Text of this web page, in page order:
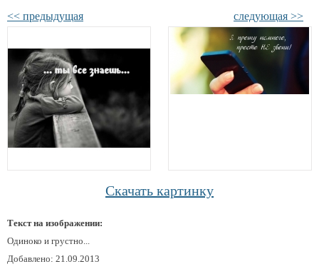
<< предыдущая следующая >>
Скачать картинку
Текст на изображении:
Одиноко и грустно...
Добавлено: 21.09.2013